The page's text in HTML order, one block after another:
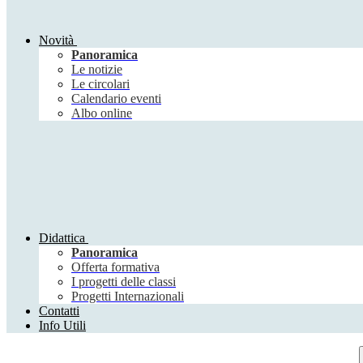
Novità
Panoramica
Le notizie
Le circolari
Calendario eventi
Albo online
Didattica
Panoramica
Offerta formativa
I progetti delle classi
Progetti Internazionali
Contatti
Info Utili